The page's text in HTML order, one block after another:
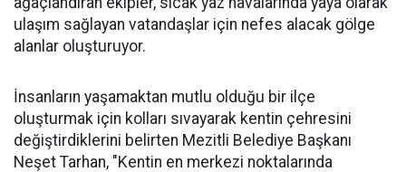
ulaşım sağlayan vatandaşlar için nefes alacak gölge
alanlar oluşturuyor.
İnsanların yaşamaktan mutlu olduğu bir ilçe
oluşturmak için kolları sıvayarak kentin çehresini
değiştirdiklerini belirten Mezitli Belediye Başkanı
Neşet Tarhan, "Kentin en merkezi noktalarında